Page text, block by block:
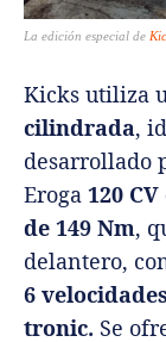
La edición especial de
Kicks utiliza
cilindrada,
desarrollado
Eroga 120
de 149 Nm,
delantero,
6
tronic. Se